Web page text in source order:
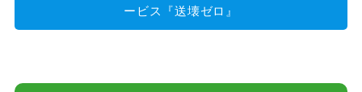
ービス『送壊ゼロ』